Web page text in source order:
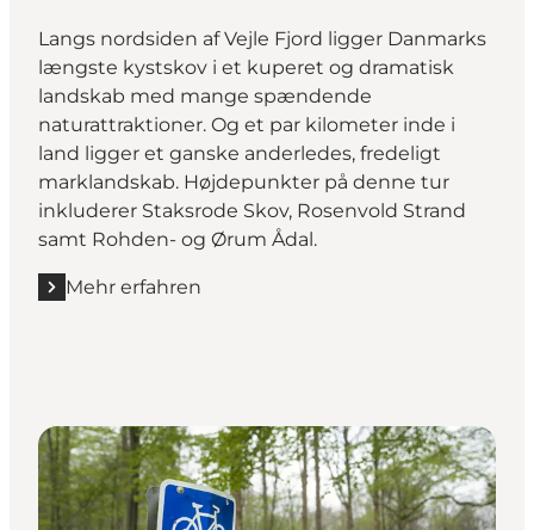
Langs nordsiden af Vejle Fjord ligger Danmarks
længste kystskov i et kuperet og dramatisk
landskab med mange spændende
naturattraktioner. Og et par kilometer inde i
land ligger et ganske anderledes, fredeligt
marklandskab. Højdepunkter på denne tur
inkluderer Staksrode Skov, Rosenvold Strand
samt Rohden- og Ørum Ådal.
Mehr erfahren
Mehr erfahren "Der landschaftlich reizvolle Vejle